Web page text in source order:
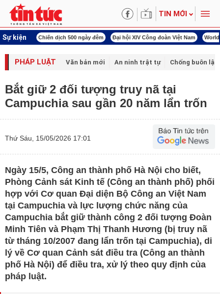
TIN MỚI
Sự kiện
ngày đêm Đại hội XIV Công đoàn Việt Nam World Cup 2026 Kỳ họp thứ
PHÁP LUẬT Văn bản mới An ninh trật tự Chống buôn
Bắt giữ 2 đối tượng truy nã tại
Campuchia sau gần 20 năm lẩn trốn
Thứ Sáu, 15/05/2026 17:01
Ngày 15/5, Công an thành phố Hà Nội cho biết,
Phòng Cảnh sát Kinh tế (Công an thành phố) phối
hợp với Cơ quan Đại diện Bộ Công an Việt Nam
tại Campuchia và lực lượng chức năng của
Campuchia bắt giữ thành công 2 đối tượng Đoàn
Minh Tiên và Phạm Thị Thanh Hương (bị truy nã
từ tháng 10/2007 đang lẩn trốn tại Campuchia), di
lý về Cơ quan Cảnh sát điều tra (Công an thành
phố Hà Nội) để điều tra, xử lý theo quy định của
pháp luật.